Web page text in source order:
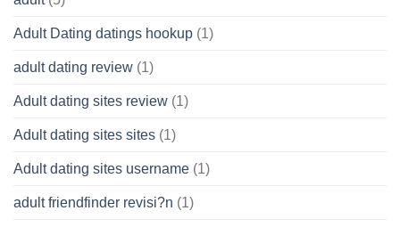
Adult Dating datings hookup (1)
adult dating review (1)
Adult dating sites review (1)
Adult dating sites sites (1)
Adult dating sites username (1)
adult friendfinder revisi?n (1)